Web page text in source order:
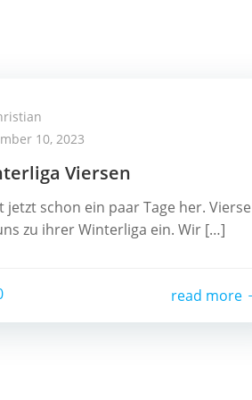
10, 2023
Viersen
jetzt schon ein paar Tage her.
zu ihrer Winterliga ein. Wir […]
read more